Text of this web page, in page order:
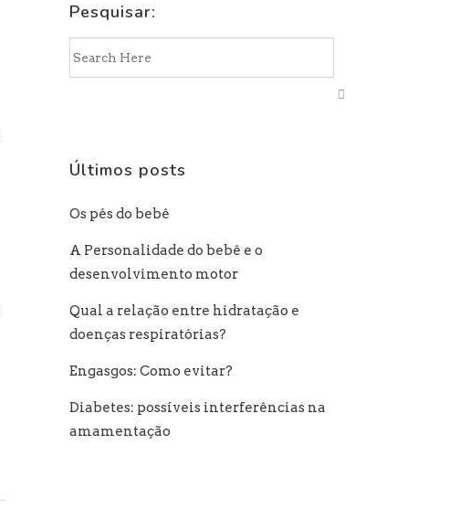
Pesquisar:
Últimos posts
Os pés do bebê
A Personalidade do bebê e o
desenvolvimento motor
Qual a relação entre hidratação e
doenças respiratórias?
Engasgos: Como evitar?
Diabetes: possíveis interferências na
amamentação